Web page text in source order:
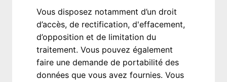
Vous disposez notamment d’un droit
d’accès, de rectification, d'effacement,
d’opposition et de limitation du
traitement. Vous pouvez également
faire une demande de portabilité des
données que vous avez fournies. Vous